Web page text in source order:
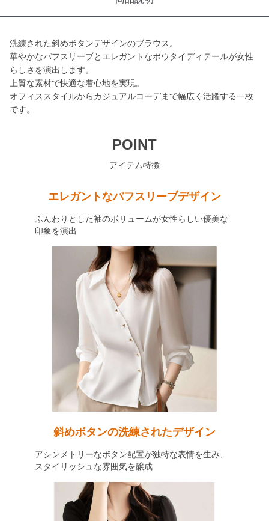
洗練された斜めボタンデザインのブラウス。
華やかなパフスリーブとエレガントなボウタイディテールが女性
らしさを演出します。
上質な素材で快適な着心地を実現。
オフィススタイルからカジュアルコーデまで幅広く活躍する一枚
です。
POINT
アイテム特徴
エレガントなパフスリーブデザイン
ふんわりとした袖のボリュームが女性らしい優美な
印象を演出
斜めボタンの洗練されたデザイン
アシンメトリーなボタン配置が独特な表情を生み、
スタイリッシュな雰囲気を醸成